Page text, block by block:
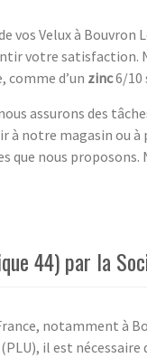
vos Velux à Bouvron
votre satisfaction.
comme d’un zinc6/10
assurons des
à notre magasin ou
nous proposons.
44) par la
notamment à
il est nécessaire